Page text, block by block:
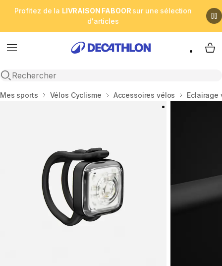
Profitez de la LIVRAISON FABOOR sur une sélection
d'articles
Menu
Open search
My
Accueil
Mes sports Vélos Cyclisme Accessoires vélos Eclairage